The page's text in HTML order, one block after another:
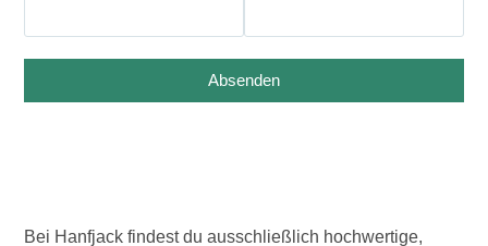
Absenden
Bei Hanfjack findest du ausschließlich hochwertige,